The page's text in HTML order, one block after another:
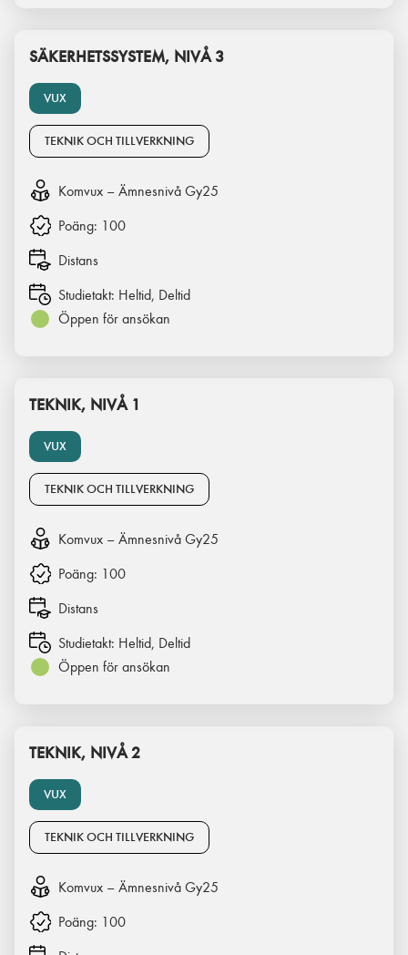
VUX
SÄKERHETSSYSTEM, NIVÅ 3
TEKNIK OCH TILLVERKNING
Komvux – Ämnesnivå Gy25
Poäng: 100
Distans
Studietakt: Heltid, Deltid
Öppen för ansökan
VUX
TEKNIK, NIVÅ 1
TEKNIK OCH TILLVERKNING
Komvux – Ämnesnivå Gy25
Poäng: 100
Distans
Studietakt: Heltid, Deltid
Öppen för ansökan
VUX
TEKNIK, NIVÅ 2
TEKNIK OCH TILLVERKNING
Komvux – Ämnesnivå Gy25
Poäng: 100